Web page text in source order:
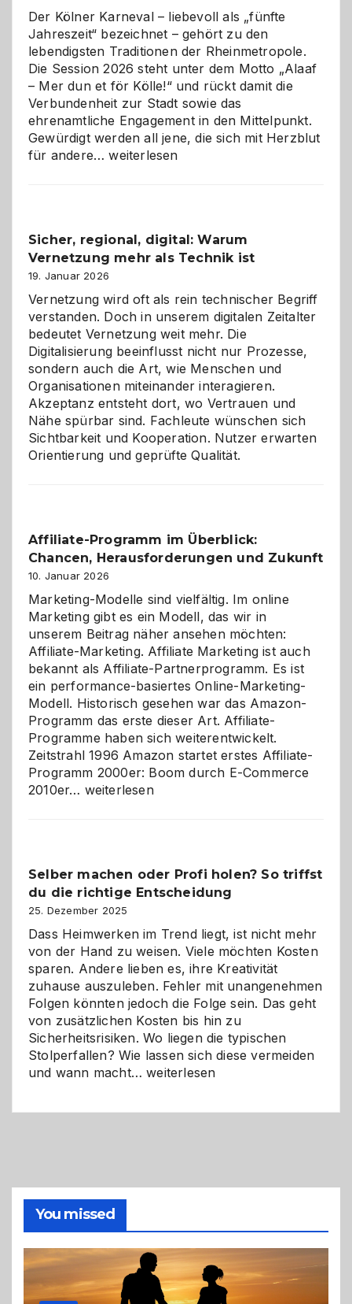
Der Kölner Karneval – liebevoll als „fünfte
Jahreszeit“ bezeichnet – gehört zu den
lebendigsten Traditionen der Rheinmetropole.
Die Session 2026 steht unter dem Motto „Alaaf
– Mer dun et för Kölle!“ und rückt damit die
Verbundenheit zur Stadt sowie das
ehrenamtliche Engagement in den Mittelpunkt.
Gewürdigt werden all jene, die sich mit Herzblut
für andere…Kölner
ein
dreifaches
Alaaf!
weiterlesen
Sicher, regional, digital: Warum
Vernetzung mehr als Technik ist
19. Januar 2026
Vernetzung wird oft als rein technischer Begriff
verstanden. Doch in unserem digitalen Zeitalter
bedeutet Vernetzung weit mehr. Die
Digitalisierung beeinflusst nicht nur Prozesse,
sondern auch die Art, wie Menschen und
Organisationen miteinander interagieren.
Akzeptanz entsteht dort, wo Vertrauen und
Nähe spürbar sind. Fachleute wünschen sich
Sichtbarkeit und Kooperation. Nutzer erwarten
Orientierung und geprüfte Qualität.
Affiliate-Programm im Überblick:
Chancen, Herausforderungen und Zukunft
10. Januar 2026
Marketing-Modelle sind vielfältig. Im online
Marketing gibt es ein Modell, das wir in
unserem Beitrag näher ansehen möchten:
Affiliate-Marketing. Affiliate Marketing ist auch
bekannt als Affiliate-Partnerprogramm. Es ist
ein performance-basiertes Online-Marketing-
Modell. Historisch gesehen war das Amazon-
Programm das erste dieser Art. Affiliate-
Programme haben sich weiterentwickelt.
Zeitstrahl 1996 Amazon startet erstes Affiliate-
Programm 2000er: Boom durch E-Commerce
2010er… Affiliate-
Herausforderungen
und
Zukunft
weiterlesen
Selber machen oder Profi holen? So triffst
du die richtige Entscheidung
25. Dezember 2025
Dass Heimwerken im Trend liegt, ist nicht mehr
von der Hand zu weisen. Viele möchten Kosten
sparen. Andere lieben es, ihre Kreativität
zuhause auszuleben. Fehler mit unangenehmen
Folgen könnten jedoch die Folge sein. Das geht
von zusätzlichen Kosten bis hin zu
Sicherheitsrisiken. Wo liegen die typischen
Stolperfallen? Wie lassen sich diese vermeiden
und wann macht…Selber
du
richtige
Entscheidung
weiterlesen
You missed